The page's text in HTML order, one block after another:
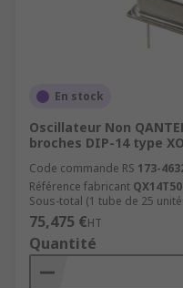
En stock
Oscillateur Non
broches DIP-14 type XO
Code commande RS 173-
Référence fabricant
Sous-total (1 tube de 25
75,475 €HT
Quantité